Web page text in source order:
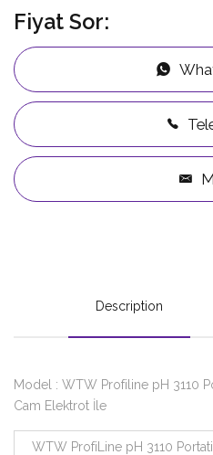
Fiyat Sor:
Description
Model : WTW Profiline pH 3110
Cam Elektrot İle
WTW ProfiLine pH 3110